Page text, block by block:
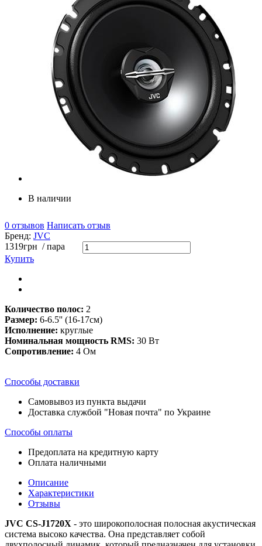
В наличии
0 отзывов Написать отзыв
Бренд: JVC
1319грн / пара
Купить
Количество полос: 2
Размер: 6-6.5'' (16-17см)
Исполнение: круглые
Номинальная мощность RMS: 30 Вт
Сопротивление: 4 Ом
Способы доставки
Самовывоз из пункта выдачи
Доставка службой "Новая почта" по Украине
Способы оплаты
Предоплата на кредитную карту
Оплата наличными
Описание
Характеристики
Отзывы
JVC CS-J1720X - это широкополосная полосная акустическая
система высоко качества. Она представляет собой